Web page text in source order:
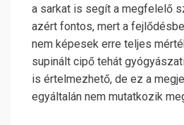
a sarkat is segít a megfelelő
azért fontos, mert a
nem képesek erre teljes
supinált cipő tehát
is értelmezhető, de ez a
egyáltalán nem mutatkozik